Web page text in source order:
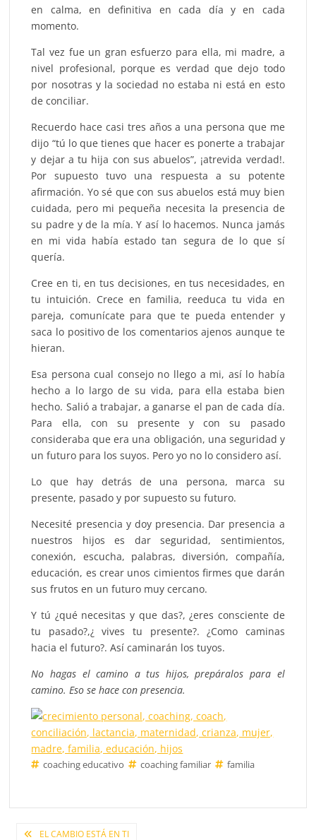
en calma, en definitiva en cada día y en cada
momento.
Tal vez fue un gran esfuerzo para ella, mi madre, a
nivel profesional, porque es verdad que dejo todo
por nosotras y la sociedad no estaba ni está en esto
de conciliar.
Recuerdo hace casi tres años a una persona que me
dijo “tú lo que tienes que hacer es ponerte a trabajar
y dejar a tu hija con sus abuelos”, ¡atrevida verdad!.
Por supuesto tuvo una respuesta a su potente
afirmación. Yo sé que con sus abuelos está muy bien
cuidada, pero mi pequeña necesita la presencia de
su padre y de la mía. Y así lo hacemos. Nunca jamás
en mi vida había estado tan segura de lo que sí
quería.
Cree en ti, en tus decisiones, en tus necesidades, en
tu intuición. Crece en familia, reeduca tu vida en
pareja, comunícate para que te pueda entender y
saca lo positivo de los comentarios ajenos aunque te
hieran.
Esa persona cual consejo no llego a mi, así lo había
hecho a lo largo de su vida, para ella estaba bien
hecho. Salió a trabajar, a ganarse el pan de cada día.
Para ella, con su presente y con su pasado
consideraba que era una obligación, una seguridad y
un futuro para los suyos. Pero yo no lo considero así.
Lo que hay detrás de una persona, marca su
presente, pasado y por supuesto su futuro.
Necesité presencia y doy presencia. Dar presencia a
nuestros hijos es dar seguridad, sentimientos,
conexión, escucha, palabras, diversión, compañía,
educación, es crear unos cimientos firmes que darán
sus frutos en un futuro muy cercano.
Y tú ¿qué necesitas y que das?, ¿eres consciente de
tu pasado?,¿ vives tu presente?. ¿Como caminas
hacia el futuro?. Así caminarán los tuyos.
No hagas el camino a tus hijos, prepáralos para el
camino. Eso se hace con presencia.
coaching educativo coaching familiar familia
EL CAMBIO ESTÁ EN TI